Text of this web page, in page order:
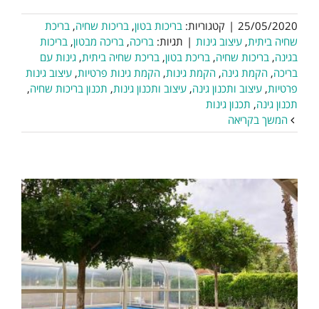
25/05/2020
| קטגוריות: בריכות בטון, בריכות שחיה, בריכת
שחיה ביתית, עיצוב גינות | תגיות: בריכה, בריכה מבטון, בריכות
בגינה, בריכות שחיה, בריכת בטון, בריכת שחיה ביתית, גינות עם
בריכה, הקמת גינה, הקמת גינות, הקמת גינות פרטיות, עיצוב גינות
פרטיות, עיצוב ותכנון גינה, עיצוב ותכנון גינות, תכנון בריכות שחיה,
תכנון גינה, תכנון גינות
המשך בקריאה